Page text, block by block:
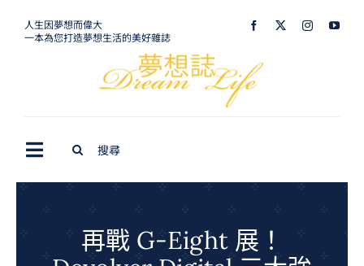
人生因夢想而偉大
一本為您打造夢想生活的美好雜誌
Toggle
Navigation
再戰 G-Eight 展！